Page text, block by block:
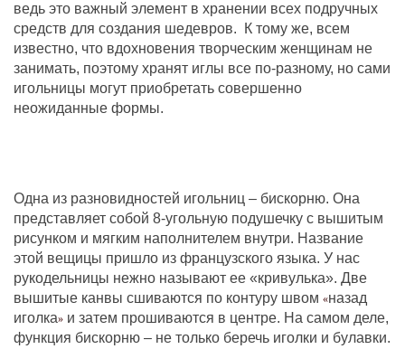
ведь это важный элемент в хранении всех подручных
средств для создания шедевров. К тому же, всем
известно, что вдохновения творческим женщинам не
занимать, поэтому хранят иглы все по-разному, но сами
игольницы могут приобретать совершенно
неожиданные формы.
Одна из разновидностей игольниц – бискорню. Она
представляет собой 8-угольную подушечку с вышитым
рисунком и мягким наполнителем внутри. Название
этой вещицы пришло из французского языка. У нас
рукодельницы нежно называют ее «кривулька». Две
вышитые канвы сшиваются по контуру швом «назад
иголка» и затем прошиваются в центре. На самом деле,
функция бискорню – не только беречь иголки и булавки.